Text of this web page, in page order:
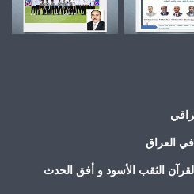
في العراق
الثقب الأسود و أفق الحدث